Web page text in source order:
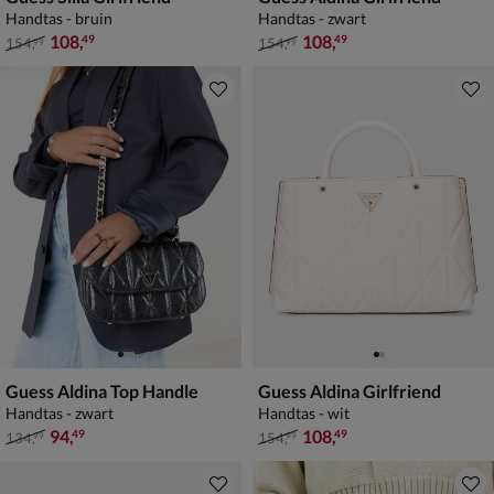
Handtas - bruin
van € 154,99 voor € 108,49
154,99 108,49
Handtas - zwart
van € 154,99 voor € 108,49
154,99 108,49
Guess Aldina Top Handle
Handtas - zwart
van € 134,99 voor € 94,49
134,99 94,49
Guess Aldina Girlfriend
Handtas - wit
van € 154,99 voor € 108,49
154,99 108,49